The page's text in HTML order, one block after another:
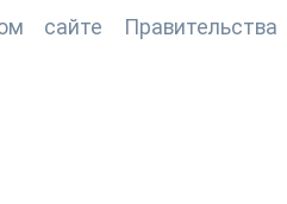
сайте Правительства